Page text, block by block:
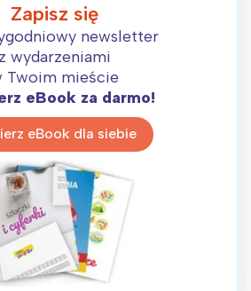
Zapisz się
newsletter
z wydarzeniami
Twoim mieście
eBook za darmo!
eBook dla siebie